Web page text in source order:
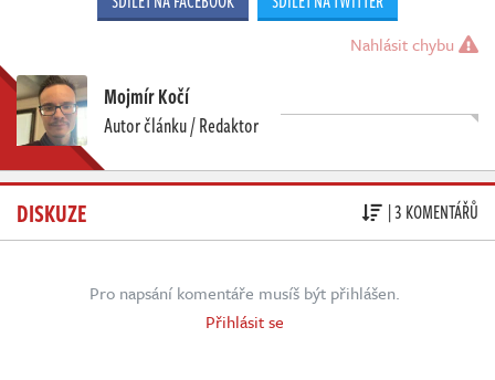
Nahlásit chybu
Mojmír Kočí
Autor článku / Redaktor
DISKUZE | 3 KOMENTÁŘŮ
Pro napsání komentáře musíš být přihlášen.
Přihlásit se